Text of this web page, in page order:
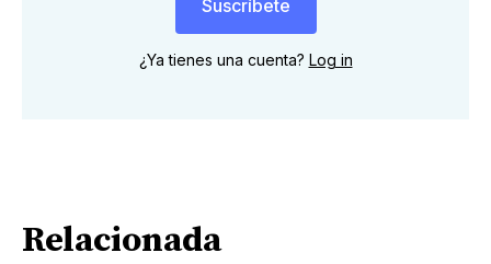
Suscríbete
¿Ya tienes una cuenta? Log in
Relacionada